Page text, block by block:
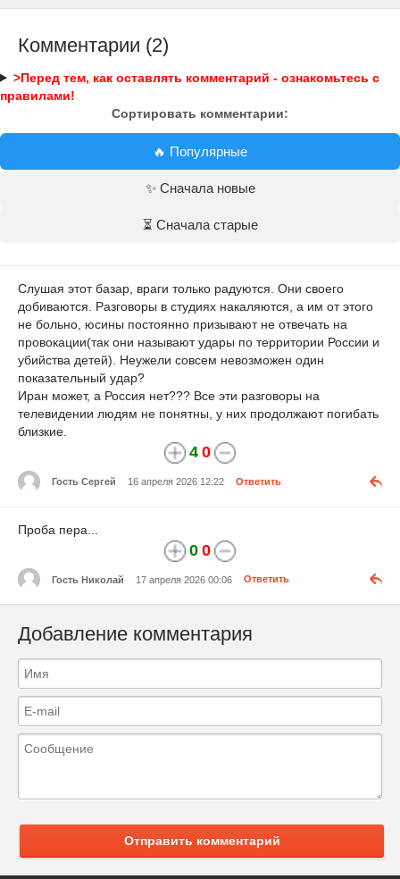
Комментарии (2)
>Перед тем, как оставлять комментарий - ознакомьтесь с
правилами!
Сортировать комментарии:
🔥 Популярные
✨ Сначала новые
⏳ Сначала старые
Слушая этот базар, враги только радуются. Они своего
добиваются. Разговоры в студиях накаляются, а им от этого
не больно, юсины постоянно призывают не отвечать на
провокации(так они называют удары по территории России и
убийства детей). Неужели совсем невозможен один
показательный удар?
Иран может, а Россия нет??? Все эти разговоры на
телевидении людям не понятны, у них продолжают погибать
близкие.
4 0
Гость Сергей 16 апреля 2026 12:22 Ответить
Проба пера...
0 0
Гость Николай 17 апреля 2026 00:06 Ответить
Добавление комментария
Отправить комментарий